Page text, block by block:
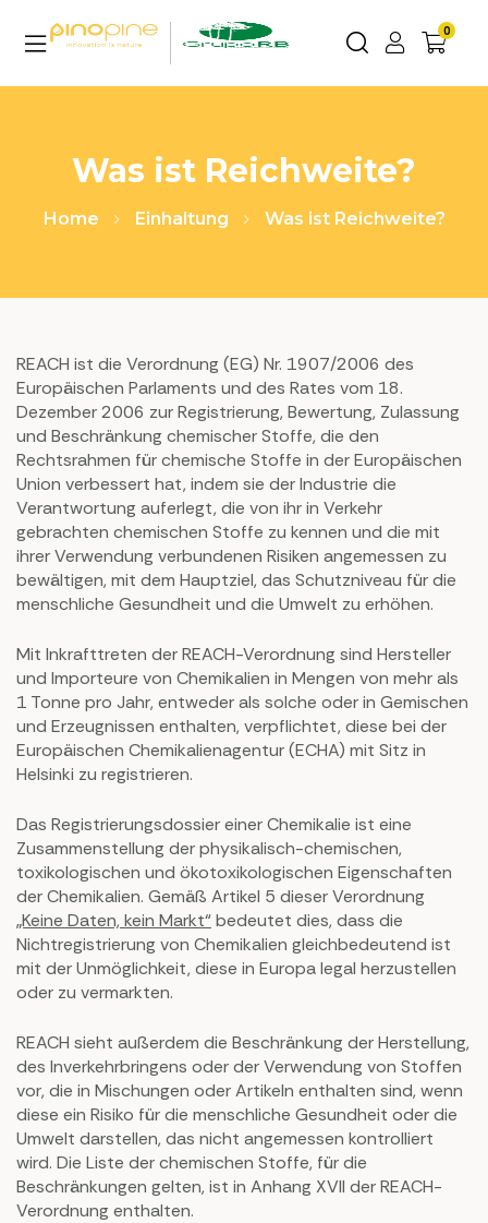
0
Was ist Reichweite?
Home Einhaltung Was ist Reichweite?
REACH ist die Verordnung (EG) Nr. 1907/2006 des
Europäischen Parlaments und des Rates vom 18.
Dezember 2006 zur Registrierung, Bewertung, Zulassung
und Beschränkung chemischer Stoffe, die den
Rechtsrahmen für chemische Stoffe in der Europäischen
Union verbessert hat, indem sie der Industrie die
Verantwortung auferlegt, die von ihr in Verkehr
gebrachten chemischen Stoffe zu kennen und die mit
ihrer Verwendung verbundenen Risiken angemessen zu
bewältigen, mit dem Hauptziel, das Schutzniveau für die
menschliche Gesundheit und die Umwelt zu erhöhen.
Mit Inkrafttreten der REACH-Verordnung sind Hersteller
und Importeure von Chemikalien in Mengen von mehr als
1 Tonne pro Jahr, entweder als solche oder in Gemischen
und Erzeugnissen enthalten, verpflichtet, diese bei der
Europäischen Chemikalienagentur (ECHA) mit Sitz in
Helsinki zu registrieren.
Das Registrierungsdossier einer Chemikalie ist eine
Zusammenstellung der physikalisch-chemischen,
toxikologischen und ökotoxikologischen Eigenschaften
der Chemikalien. Gemäß Artikel 5 dieser Verordnung
„Keine Daten, kein Markt“bedeutet dies, dass die
Nichtregistrierung von Chemikalien gleichbedeutend ist
mit der Unmöglichkeit, diese in Europa legal herzustellen
oder zu vermarkten.
REACH sieht außerdem die Beschränkung der Herstellung,
des Inverkehrbringens oder der Verwendung von Stoffen
vor, die in Mischungen oder Artikeln enthalten sind, wenn
diese ein Risiko für die menschliche Gesundheit oder die
Umwelt darstellen, das nicht angemessen kontrolliert
wird. Die Liste der chemischen Stoffe, für die
Beschränkungen gelten, ist in Anhang XVII der REACH-
Verordnung enthalten.